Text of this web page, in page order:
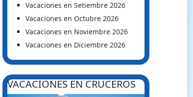
Vacaciones en Setiembre 2026
Vacaciones en Octubre 2026
Vacaciones en Noviembre 2026
Vacaciones en Diciembre 2026
VACACIONES EN CRUCEROS